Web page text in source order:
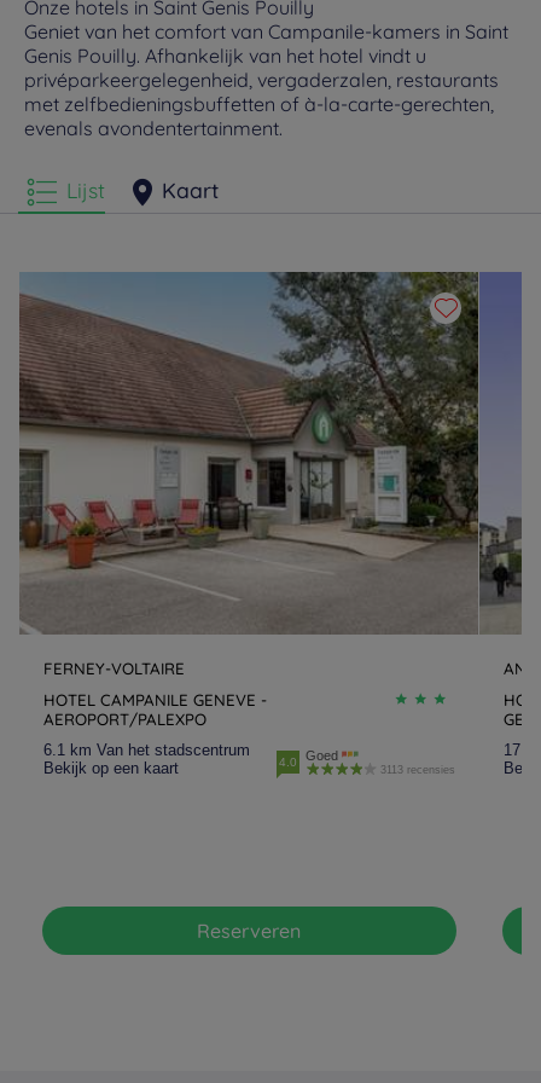
Onze hotels in Saint Genis Pouilly
Geniet van het comfort van Campanile-kamers in Saint
Genis Pouilly. Afhankelijk van het hotel vindt u
privéparkeergelegenheid, vergaderzalen, restaurants
met zelfbedieningsbuffetten of à-la-carte-gerechten,
evenals avondentertainment.
Lijst Kaart
FERNEY-VOLTAIRE
HOTEL CAMPANILE GENEVE -
AEROPORT/PALEXPO
6.1 km Van het stadscentrum
Bekijk op een kaart
4.0 Goed
3113 recensies
Reserveren
17.3